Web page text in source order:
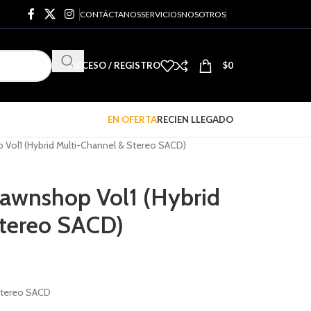
CONTÁCTANOSSERVICIOSNOSOTROS
ACCESO / REGISTRO $0
EN OFERTARECIEN LLEGADO
Vol1 (Hybrid Multi-Channel & Stereo SACD)
Vol1 (Hybrid
SACD)
SACD